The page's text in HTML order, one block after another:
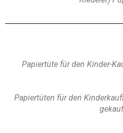
Papiertüte für den Kinder-
Papiertüten für den